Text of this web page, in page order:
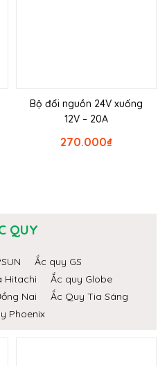
Bộ đổi nguồn 24V xuống
12V – 20A
₫
270.000
QUY
Ắc quy GS
Hitachi
Ắc quy Globe
Nai
Ắc Quy Tia Sáng
Phoenix